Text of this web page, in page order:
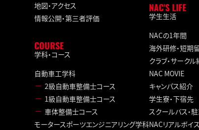
地図・アクセス
情報公開・第三者評価
COURSE
学科・コース
自動車工学科
2級自動車整備士コース
1級自動車整備士コース
車体整備士コース
モータースポーツエンジニアリング学科
NAC'S LIFE
学生生活
NACの1年間
海外研修・短期
クラブ・サーク
NAC MOVIE
キャンパス紹介
学生寮・下宿先
スクールバス・
NACリアルボイス